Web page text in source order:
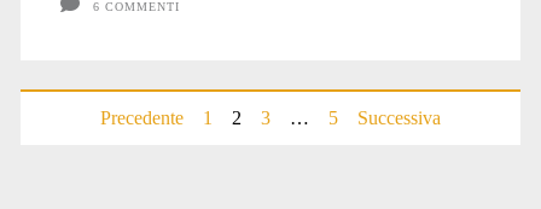
6 COMMENTI
Paginazione
Precedente 1 2 3 … 5 Successiva